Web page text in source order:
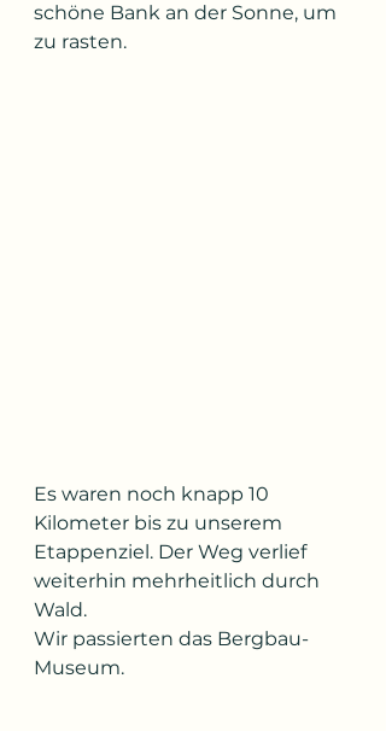
schöne Bank an der Sonne, um
zu rasten.
Es waren noch knapp 10
Kilometer bis zu unserem
Etappenziel. Der Weg verlief
weiterhin mehrheitlich durch
Wald.
Wir passierten das Bergbau-
Museum.